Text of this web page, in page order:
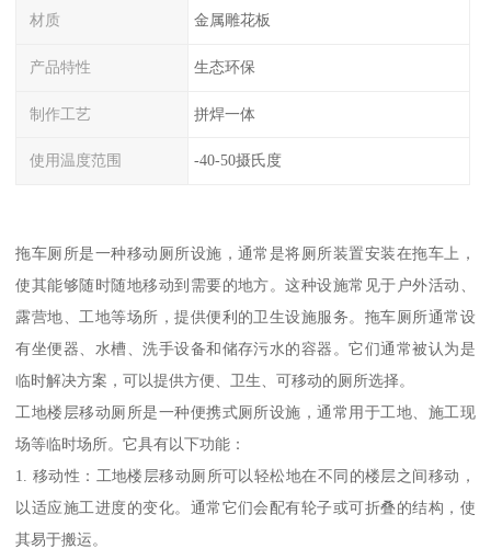
材质 金属雕花板
产品特性 生态环保
制作工艺 拼焊一体
使用温度范围 -40-50摄氏度
拖车厕所是一种移动厕所设施，通常是将厕所装置安装在拖车上，
使其能够随时随地移动到需要的地方。这种设施常见于户外活动、
露营地、工地等场所，提供便利的卫生设施服务。拖车厕所通常设
有坐便器、水槽、洗手设备和储存污水的容器。它们通常被认为是
临时解决方案，可以提供方便、卫生、可移动的厕所选择。
工地楼层移动厕所是一种便携式厕所设施，通常用于工地、施工现
场等临时场所。它具有以下功能：
1. 移动性：工地楼层移动厕所可以轻松地在不同的楼层之间移动，
以适应施工进度的变化。通常它们会配有轮子或可折叠的结构，使
其易于搬运。